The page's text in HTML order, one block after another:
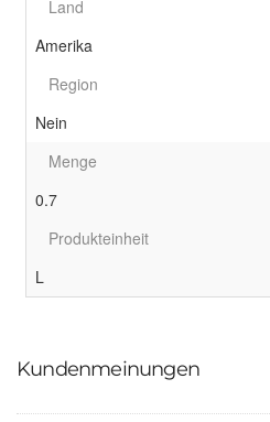
Land
Amerika
Region
Nein
Menge
0.7
Produkteinheit
L
Kundenmeinungen